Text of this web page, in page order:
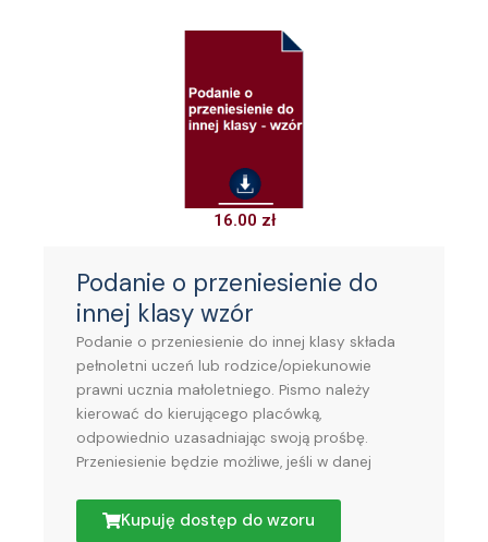
16.00 zł
Podanie o przeniesienie do
innej klasy wzór
Podanie o przeniesienie do innej klasy składa
pełnoletni uczeń lub rodzice/opiekunowie
prawni ucznia małoletniego. Pismo należy
kierować do kierującego placówką,
odpowiednio uzasadniając swoją prośbę.
Przeniesienie będzie możliwe, jeśli w danej
Kupuję dostęp do wzoru